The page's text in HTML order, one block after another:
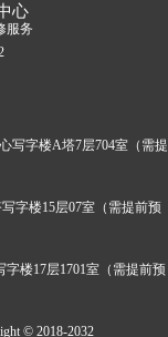
心
服务
写字楼A塔7层704室（需提
字楼15层07室（需提前预
楼17层1701室（需提前预
© 2018-2032